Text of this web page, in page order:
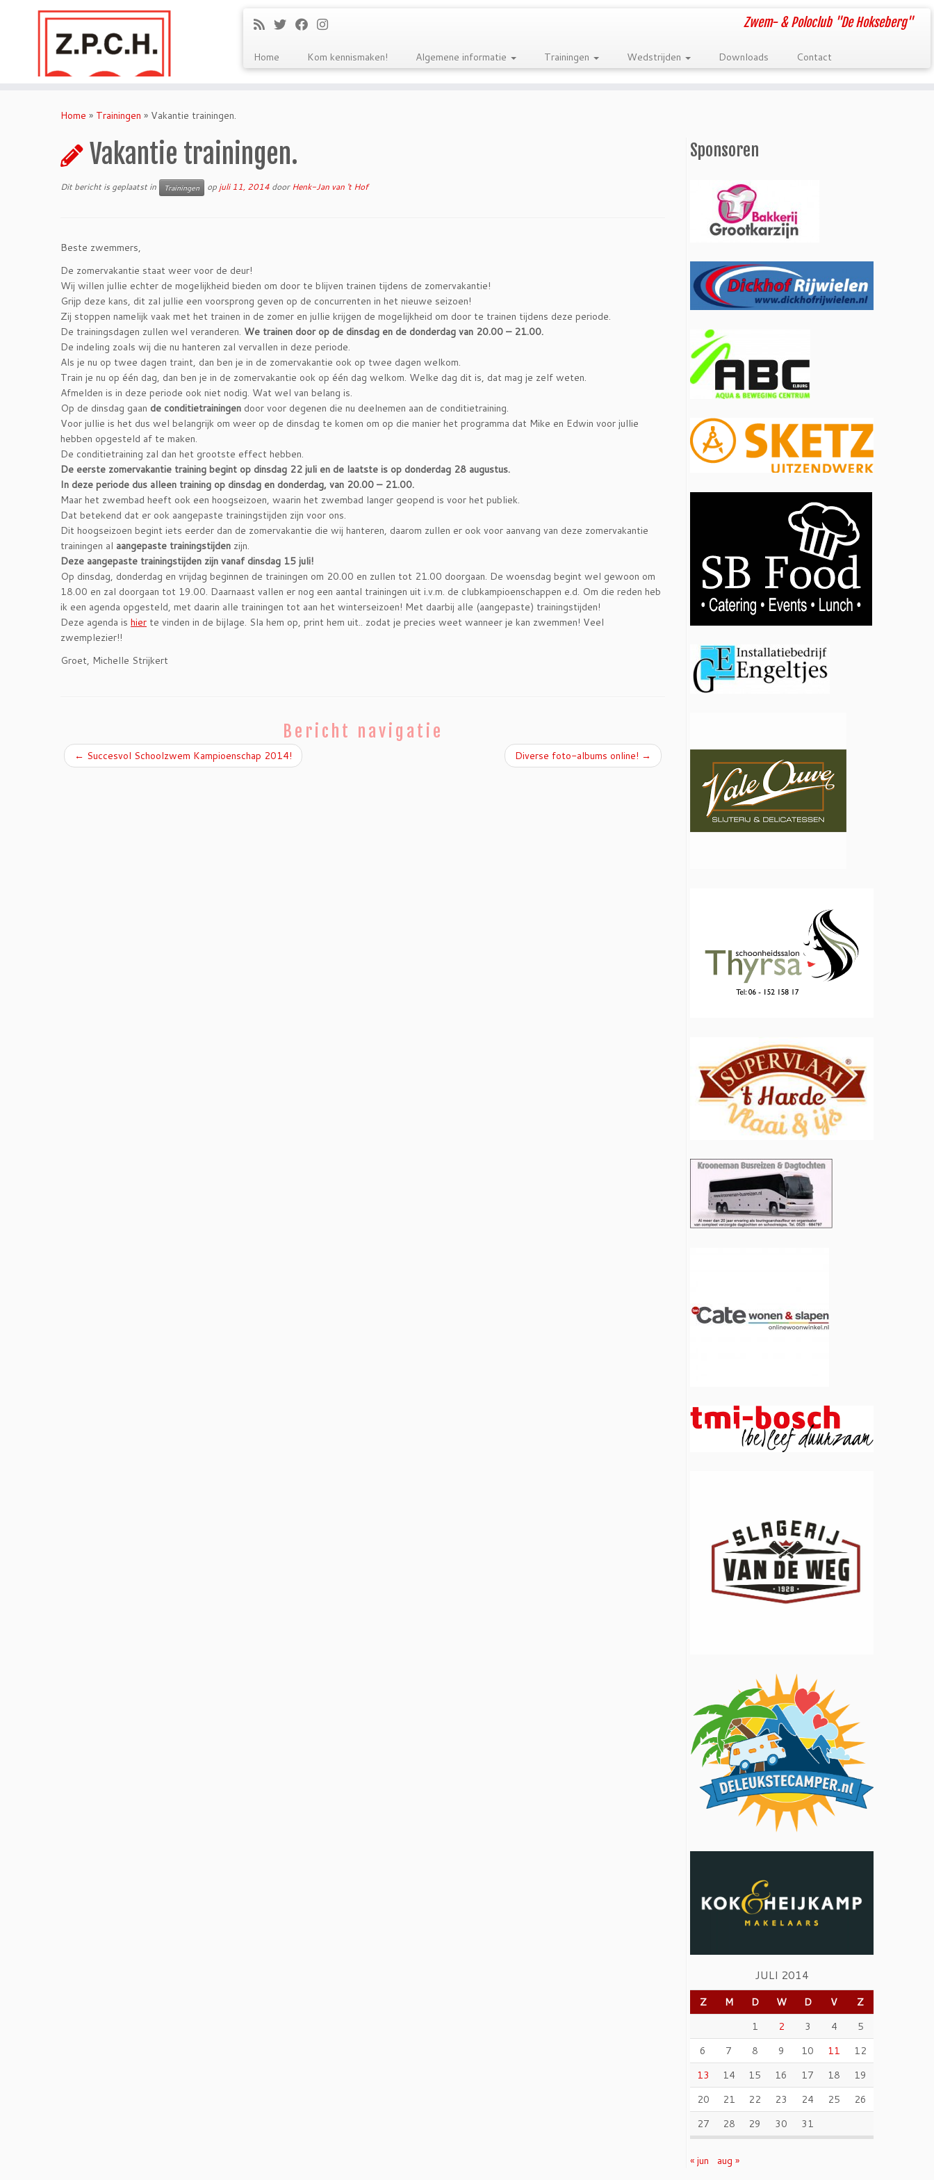
Zwem- & Poloclub "De Hokseberg"
Home Kom kennismaken! Algemene informatie Trainingen Wedstrijden Downloads Contact
Home » Trainingen » Vakantie trainingen.
Vakantie trainingen.
Dit bericht is geplaatst in Trainingen op juli 11, 2014 doorHenk-Jan van 't Hof
Beste zwemmers,
De zomervakantie staat weer voor de deur!
Wij willen jullie echter de mogelijkheid bieden om door te blijven trainen tijdens de zomervakantie!
Grijp deze kans, dit zal jullie een voorsprong geven op de concurrenten in het nieuwe seizoen!
Zij stoppen namelijk vaak met het trainen in de zomer en jullie krijgen de mogelijkheid om door te trainen tijdens deze periode.
De trainingsdagen zullen wel veranderen. We trainen door op de dinsdag en de donderdag van 20.00 – 21.00.
De indeling zoals wij die nu hanteren zal vervallen in deze periode.
Als je nu op twee dagen traint, dan ben je in de zomervakantie ook op twee dagen welkom.
Train je nu op één dag, dan ben je in de zomervakantie ook op één dag welkom. Welke dag dit is, dat mag je zelf weten.
Afmelden is in deze periode ook niet nodig. Wat wel van belang is.
Op de dinsdag gaan de conditietrainingen door voor degenen die nu deelnemen aan de conditietraining.
Voor jullie is het dus wel belangrijk om weer op de dinsdag te komen om op die manier het programma dat Mike en Edwin voor jullie
hebben opgesteld af te maken.
De conditietraining zal dan het grootste effect hebben.
De eerste zomervakantie training begint op dinsdag 22 juli en de laatste is op donderdag 28 augustus.
In deze periode dus alleen training op dinsdag en donderdag, van 20.00 – 21.00.
Maar het zwembad heeft ook een hoogseizoen, waarin het zwembad langer geopend is voor het publiek.
Dat betekend dat er ook aangepaste trainingstijden zijn voor ons.
Dit hoogseizoen begint iets eerder dan de zomervakantie die wij hanteren, daarom zullen er ook voor aanvang van deze zomervakantie
trainingen al aangepaste trainingstijden zijn.
Deze aangepaste trainingstijden zijn vanaf dinsdag 15 juli!
Op dinsdag, donderdag en vrijdag beginnen de trainingen om 20.00 en zullen tot 21.00 doorgaan. De woensdag begint wel gewoon om
18.00 en zal doorgaan tot 19.00. Daarnaast vallen er nog een aantal trainingen uit i.v.m. de clubkampioenschappen e.d. Om die reden heb
ik een agenda opgesteld, met daarin alle trainingen tot aan het winterseizoen! Met daarbij alle (aangepaste) trainingstijden!
Deze agenda is hier te vinden in de bijlage. Sla hem op, print hem uit.. zodat je precies weet wanneer je kan zwemmen! Veel
zwemplezier!!
Groet, Michelle Strijkert
Bericht navigatie
← Succesvol Schoolzwem Kampioenschap 2014! Diverse foto-albums online! →
Sponsoren
JULI 2014
Z M D W D V
Z
1
2 3 4
5
6
7 8 9 10 11
12
13
14 15 16 17 18
19
20
21 22 23 24 25
26
27
28 29 30 31
« jun aug »